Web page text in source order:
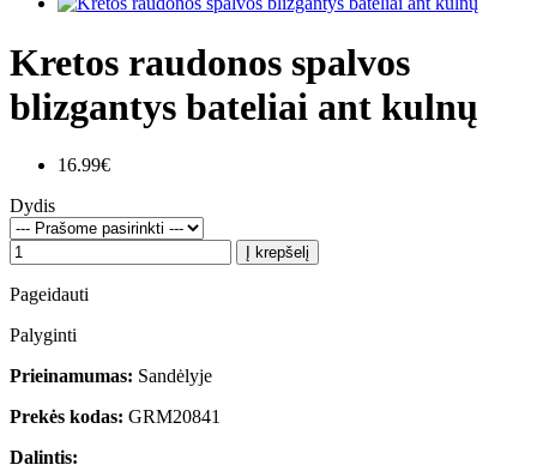
Kretos raudonos spalvos
blizgantys bateliai ant kulnų
16.99€
Dydis
Į krepšelį
Pageidauti
Palyginti
Prieinamumas: Sandėlyje
Prekės kodas: GRM20841
Dalintis: